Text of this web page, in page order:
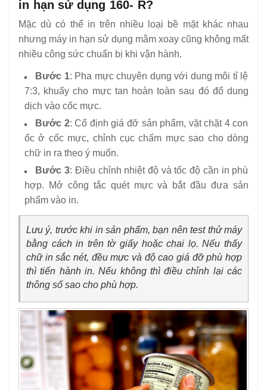
in hạn sử dụng 160- R?
Mặc dù có thể in trên nhiều loại bề mặt khác nhau
nhưng máy in hạn sử dụng mâm xoay cũng không mất
nhiều công sức chuẩn bị khi vận hành.
Bước 1: Pha mực chuyên dụng với dung môi tỉ lệ
7:3, khuấy cho mực tan hoàn toàn sau đó đổ dung
dịch vào cốc mực.
Bước 2: Cố định giá đỡ sản phẩm, vặt chặt 4 con
ốc ở cốc mực, chỉnh cục chấm mực sao cho dòng
chữ in ra theo ý muốn.
Bước 3: Điều chỉnh nhiệt độ và tốc độ cần in phù
hợp. Mở công tắc quét mực và bắt đầu đưa sản
phẩm vào in.
Lưu ý, trước khi in sản phẩm, bạn nên test thử máy
bằng cách in trên tờ giấy hoặc chai lọ. Nếu thấy
chữ in sắc nét, đều mực và độ cao giá đỡ phù hợp
thì tiến hành in. Nếu không thì điều chỉnh lại các
thông số sao cho phù hợp.